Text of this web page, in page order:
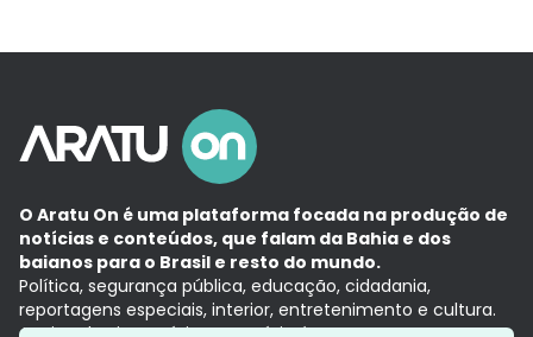
O Aratu On é uma plataforma focada na produção de
notícias e conteúdos, que falam da Bahia e dos
baianos para o Brasil e resto do mundo.
Política, segurança pública, educação, cidadania,
reportagens especiais, interior, entretenimento e cultura.